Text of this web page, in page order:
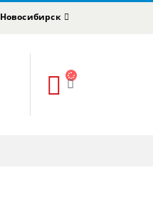
Новосибирск